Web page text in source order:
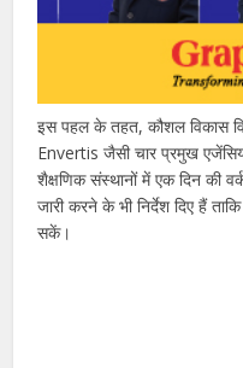
इस पहल के तहत, कौशल विकास
Envertis जैसी चार प्रमुख
शैक्षणिक संस्थानों में एक दिन की
जारी करने के भी निर्देश दिए हैं
सकें।